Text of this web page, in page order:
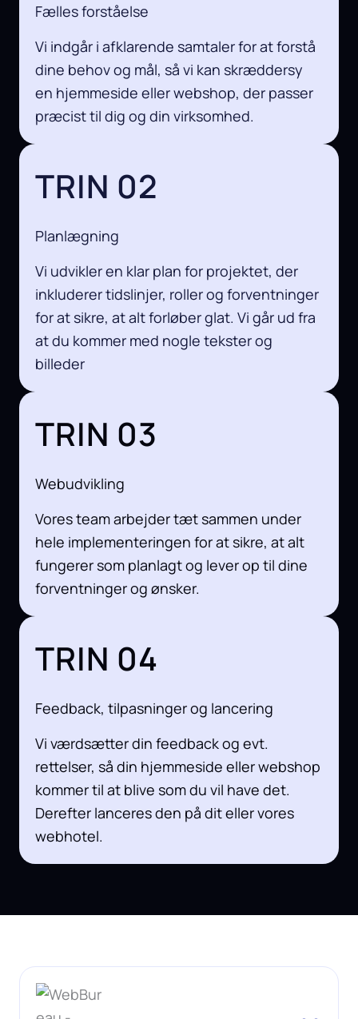
Fælles forståelse
Vi indgår i afklarende samtaler for at forstå
dine behov og mål, så vi kan skræddersy
en hjemmeside eller webshop, der passer
præcist til dig og din virksomhed.
TRIN 02
Planlægning
Vi udvikler en klar plan for projektet, der
inkluderer tidslinjer, roller og forventninger
for at sikre, at alt forløber glat. Vi går ud fra
at du kommer med nogle tekster og
billeder
TRIN 03
Webudvikling
Vores team arbejder tæt sammen under
hele implementeringen for at sikre, at alt
fungerer som planlagt og lever op til dine
forventninger og ønsker.
TRIN 04
Feedback, tilpasninger og lancering
Vi værdsætter din feedback og evt.
rettelser, så din hjemmeside eller webshop
kommer til at blive som du vil have det.
Derefter lanceres den på dit eller vores
webhotel.